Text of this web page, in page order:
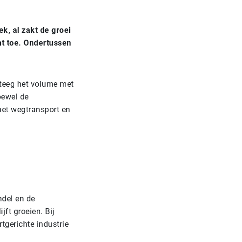
al zakt de groei
toe. Ondertussen
het volume met
de
wegtransport en
en de
groeien. Bij
industrie